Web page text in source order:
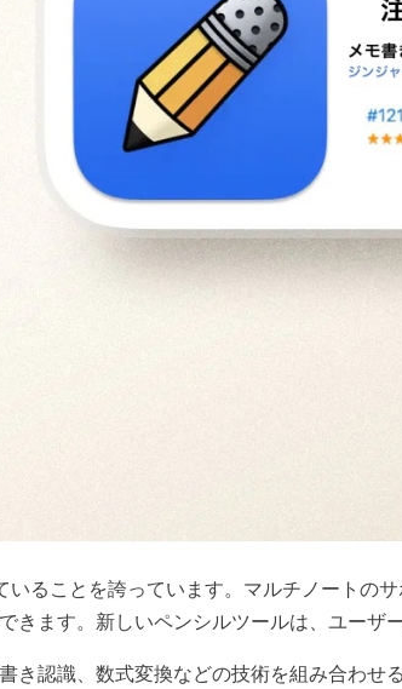
いることを誇っています。マルチノートの
きます。新しいペンシルツールは、ユーザ
き認識、数式変換などの技術を組み合わせる